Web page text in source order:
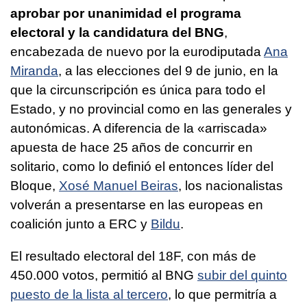
aprobar por unanimidad el programa
electoral y la candidatura del BNG,
encabezada de nuevo por la eurodiputada Ana
Miranda, a las elecciones del 9 de junio, en la
que la circunscripción es única para todo el
Estado, y no provincial como en las generales y
autonómicas. A diferencia de la «arriscada»
apuesta de hace 25 años de concurrir en
solitario, como lo definió el entonces líder del
Bloque, Xosé Manuel Beiras, los nacionalistas
volverán a presentarse en las europeas en
coalición junto a ERC y Bildu.
El resultado electoral del 18F, con más de
450.000 votos, permitió al BNG subir del quinto
puesto de la lista al tercero, lo que permitría a